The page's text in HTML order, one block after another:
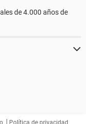
de 4.000 años de
Política de privacidad